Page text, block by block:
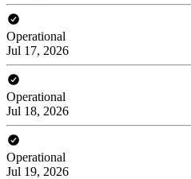
Operational
Jul 17, 2026
Operational
Jul 18, 2026
Operational
Jul 19, 2026